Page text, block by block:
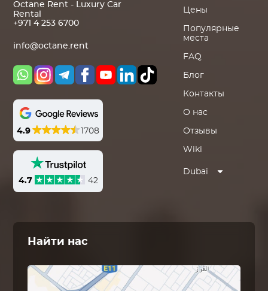
Octane Rent - Luxury Car
Rental
+971 4 253 6700
info@octane.rent
4.9 1708
4.7 42
Цены
Популярные
места
FAQ
Блог
Контакты
О нас
Отзывы
Wiki
Dubai
Найти нас